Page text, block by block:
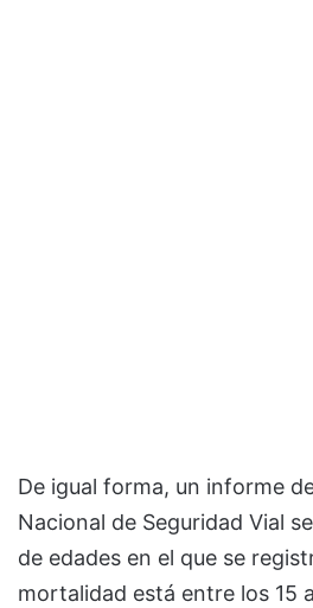
De igual forma, un informe
Nacional de Seguridad Vial
de edades en el que se
mortalidad está entre los 15